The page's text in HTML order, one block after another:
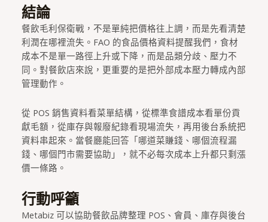
結論
餐飲毛利保衛戰，不是單純把價格往上調，而是先看清楚
利潤在哪裡流失。FAO 的食品價格資料提醒我們，食材
成本不是單一路徑上升或下降，而是品類分歧、壓力不
同。對餐飲店來說，更重要的是把外部成本壓力轉成內部
管理動作。
從 POS 銷售資料看菜單結構，從標準食譜成本看單份貢
獻毛額，從庫存與報廢紀錄看現場流失，再用後台系統把
資料串起來。當餐廳能回答「哪道菜賺錢、哪個流程漏
錢、哪個門市需要協助」，就不必每次成本上升都只剩漲
價一條路。
行動呼籲
Metabiz 可以協助餐飲品牌整理 POS、會員、庫存與後台